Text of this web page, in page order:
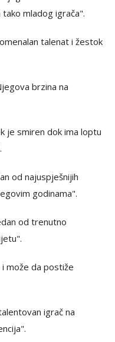
mladog igrača".
talenat i žestok
brzina na
je smiren dok ima loptu
od najuspješnijih
godinama".
od trenutno
i može da postiže
igrač na